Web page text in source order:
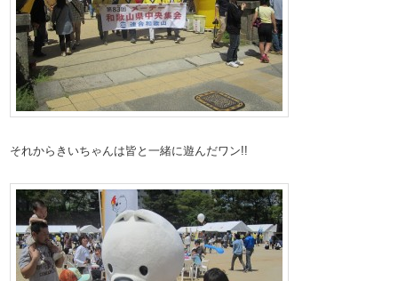
それからきいちゃんは皆と一緒に遊んだワン!!